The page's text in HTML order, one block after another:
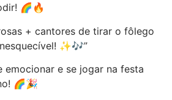
🌈🔥
+ cantores de tirar o fôlego
✨🎶”
emocionar e se jogar na festa
🌈🎉